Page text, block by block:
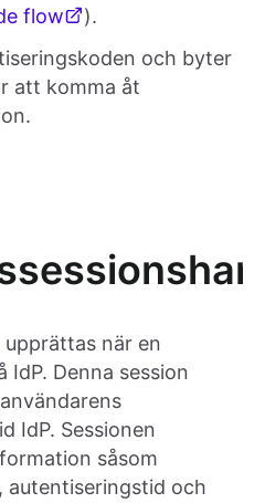
flow
).
och byter
att komma åt
upprättas när en
IdP. Denna session
IdP. Sessionen
såsom
autentiseringstid och